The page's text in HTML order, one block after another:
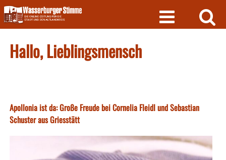
Skip
to
content
Hallo, Lieblingsmensch
Apollonia ist da: Große Freude bei Cornelia Fleidl und Sebastian
Schuster aus Griesstätt